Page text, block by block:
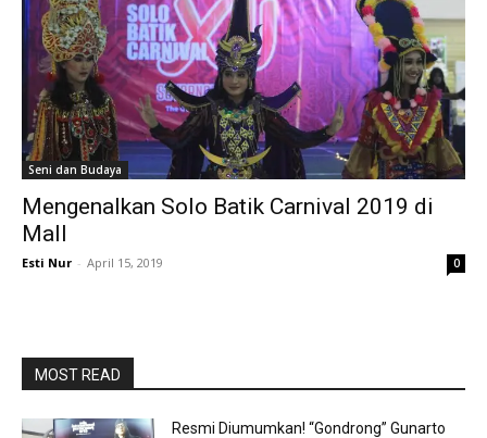
Seni dan Budaya
Mengenalkan Solo Batik Carnival 2019 di
Mall
Esti Nur - April 15, 2019 0
MOST READ
Resmi Diumumkan! “Gondrong” Gunarto